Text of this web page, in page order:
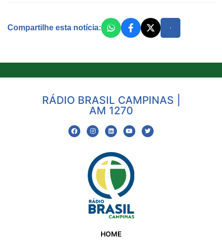
Compartilhe esta notícia:
RÁDIO BRASIL CAMPINAS |
AM 1270
HOME